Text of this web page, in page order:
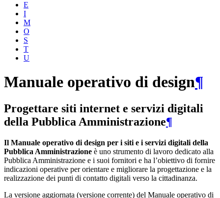
E
I
M
O
S
T
U
Manuale operativo di design¶
Progettare siti internet e servizi digitali
della Pubblica Amministrazione¶
Il Manuale operativo di design per i siti e i servizi digitali della
Pubblica Amministrazione è uno strumento di lavoro dedicato alla
Pubblica Amministrazione e i suoi fornitori e ha l’obiettivo di fornire
indicazioni operative per orientare e migliorare la progettazione e la
realizzazione dei punti di contatto digitali verso la cittadinanza.
La versione aggiornata (versione corrente) del Manuale operativo di